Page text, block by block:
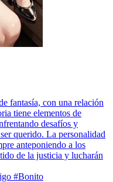
fantasía, con una relación
tiene elementos de
desafíos y
querido. La personalidad
anteponiendo a los
de la justicia y lucharán
#Bonito